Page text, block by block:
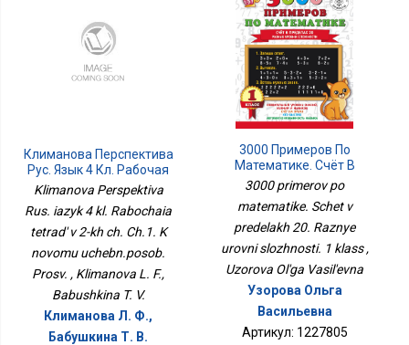
Климанова Перспектива
Рус. Язык 4 Кл. Рабочая
Тетрадь В 2-Х Ч. Ч.1. К
Новому Учебн.пособ.
Просв.
Klimanova Perspektiva
Rus. iazyk 4 kl. Rabochaia
tetrad' v 2-kh ch. Ch.1. K
novomu uchebn.posob.
Prosv. , Klimanova L. F.,
Babushkina T. V.
Климанова Л. Ф.,
Бабушкина Т. В.
3000 Примеров По
Математике. Счёт В
Пределах 20. Разные
Уровни Сложности. 1
Класс
3000 primerov po
matematike. Schet v
predelakh 20. Raznye
urovni slozhnosti. 1 klass ,
Uzorova Ol'ga Vasil'evna
Узорова Ольга
Васильевна
Артикул: 1227805